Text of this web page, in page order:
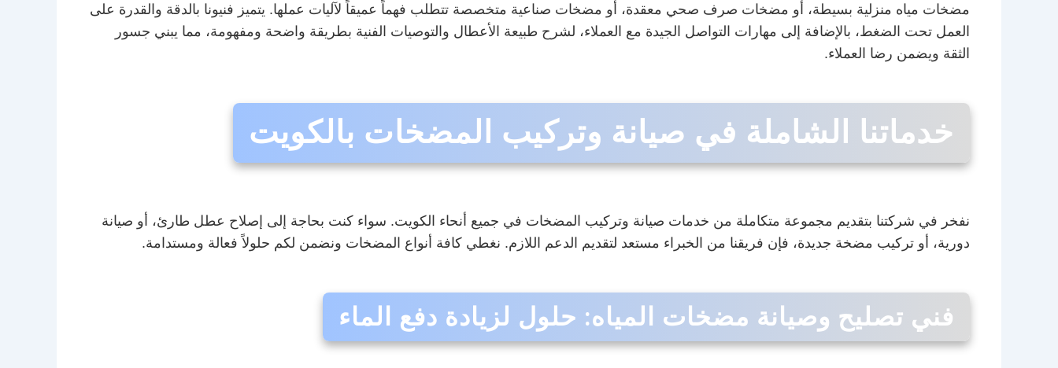
مضخات مياه منزلية بسيطة، أو مضخات صرف صحي معقدة، أو مضخات صناعية متخصصة تتطلب فهماً عميقاً لآليات عملها. يتميز فنيونا بالدقة والقدرة على
العمل تحت الضغط، بالإضافة إلى مهارات التواصل الجيدة مع العملاء، لشرح طبيعة الأعطال والتوصيات الفنية بطريقة واضحة ومفهومة، مما يبني جسور
الثقة ويضمن رضا العملاء.
خدماتنا الشاملة في صيانة وتركيب المضخات بالكويت
نفخر في شركتنا بتقديم مجموعة متكاملة من خدمات صيانة وتركيب المضخات في جميع أنحاء الكويت. سواء كنت بحاجة إلى إصلاح عطل طارئ، أو صيانة
دورية، أو تركيب مضخة جديدة، فإن فريقنا من الخبراء مستعد لتقديم الدعم اللازم. نغطي كافة أنواع المضخات ونضمن لكم حلولاً فعالة ومستدامة.
فني تصليح وصيانة مضخات المياه: حلول لزيادة دفع الماء